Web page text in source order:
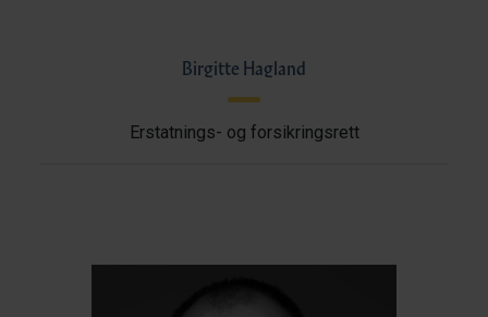
Birgitte Hagland
Erstatnings- og forsikringsrett